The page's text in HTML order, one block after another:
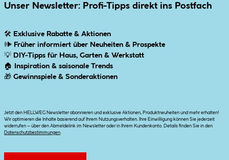
Unser Newsletter: Profi-Tipps direkt ins Postfach
🛠 Exklusive Rabatte & Aktionen
🕪 Früher informiert über Neuheiten & Prospekte
💡 DIY-Tipps für Haus, Garten & Werkstatt
🏠
Inspiration & saisonale Trends
🎁 Gewinnspiele & Sonderaktionen
Jetzt den HELLWEG Newsletter abonnieren und exklusive Aktionen, Produktneuheiten und mehr erhalten!
Wir optimieren die Inhalte basierend auf Ihrem Nutzungsverhalten. Ihre Einwilligung können Sie jederzeit
widerrufen – über den Abmeldelink im Newsletter oder in Ihrem Kundenkonto. Details finden Sie in den
Datenschutzbestimmungen